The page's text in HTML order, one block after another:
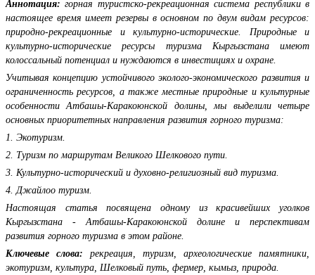
Аннотация:горная туристско-рекреационная система республики в
настоящее время имеет резервы в основном по двум видам ресурсов:
природно-рекреационные и культурно-исторические. Природные и
культурно-исторические ресурсы туризма Кыргызстана имеют
колоссальный потенциал и нуждаются в инвестициях и охране.
Учитывая концепцию устойчивого эколого-экономического развития и
ограниченность ресурсов, а также местные природные и культурные
особенности Атбашы-Каракоюнской долины, мы выделили четыре
основных приоритетных направления развития горного туризма:
1. Экотуризм.
2. Туризм по маршрутам Великого Шелкового пути.
3. Культурно-исторический и духовно-религиозный вид туризма.
4. Джайлоо туризм.
Настоящая статья посвящена одному из красивейших уголков
Кыргызстана - Атбашы-Каракоюнской долине и перспективам
развития горного туризма в этом районе.
Ключевые слова: рекреация, туризм, археологические памятники,
экотуризм, культура, Шелковый путь, фермер, кымыз, природа.